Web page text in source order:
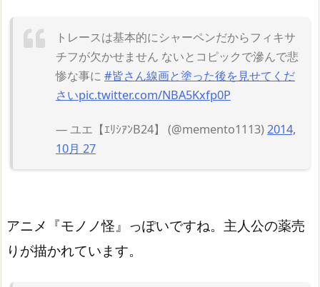
トレースは基本的にシャーペンだからフィキサ
チフが欠かせません ないとコピックで滲んで悲
惨な事に #皆さん線画と塗った後を見せてくだ
さいpic.twitter.com/NBA5Kxfp0P
— ユエ【ｴﾘｼｱﾝB24】 (@memento1113)2014,
10月 27
アニメ『モノノ怪』っぽいですね。主人公の薬売
りが描かれています。